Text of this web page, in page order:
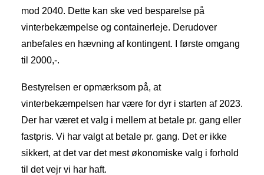
mod 2040. Dette kan ske ved besparelse på
vinterbekæmpelse og containerleje. Derudover
anbefales en hævning af kontingent. I første omgang
til 2000,-.
Bestyrelsen er opmærksom på, at
vinterbekæmpelsen har være for dyr i starten af 2023.
Der har været et valg i mellem at betale pr. gang eller
fastpris. Vi har valgt at betale pr. gang. Det er ikke
sikkert, at det var det mest økonomiske valg i forhold
til det vejr vi har haft.